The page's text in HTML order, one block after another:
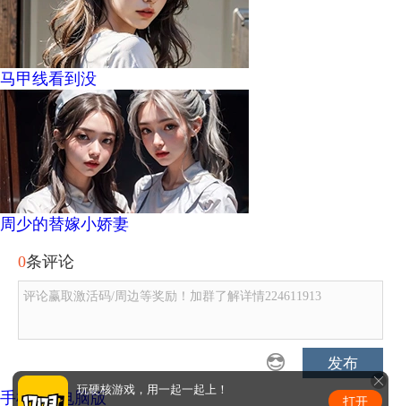
马甲线看到没
周少的替嫁小娇妻
0条评论
评论赢取激活码/周边等奖励！加群了解详情224611913
发布
手机版|电脑版
玩硬核游戏，用一起一起上！
打开